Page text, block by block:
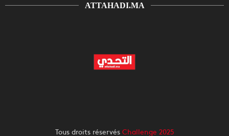
ATTAHADI.MA
Tous droits réservés Challenge 2025